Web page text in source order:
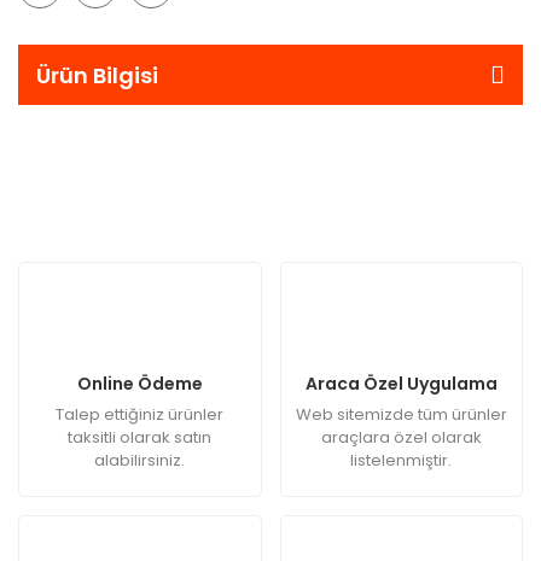
Ürün Bilgisi
Online Ödeme
Talep ettiğiniz ürünler
taksitli olarak satın
alabilirsiniz.
Araca Özel Uygulama
Web sitemizde tüm ürünler
araçlara özel olarak
listelenmiştir.